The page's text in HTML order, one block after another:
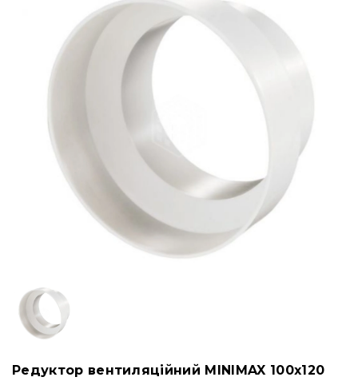
Редуктор вентиляційний MINIMAX 100х120